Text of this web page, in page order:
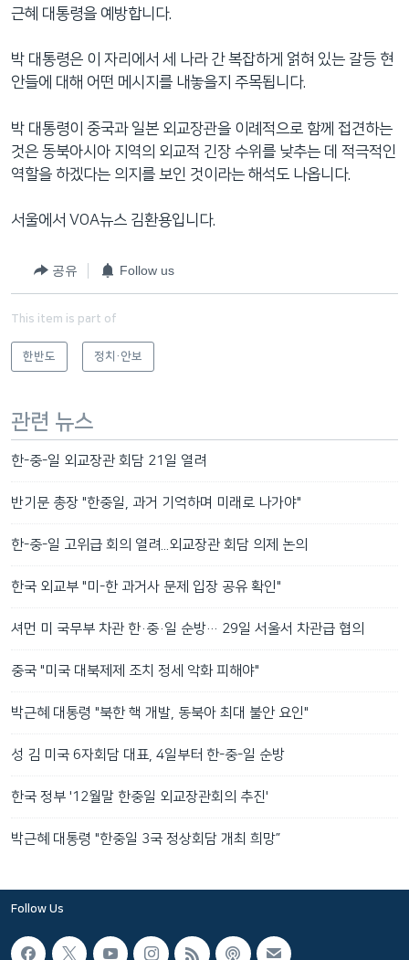
근혜 대통령을 예방합니다.
박 대통령은 이 자리에서 세 나라 간 복잡하게 얽혀 있는 갈등 현
안들에 대해 어떤 메시지를 내놓을지 주목됩니다.
박 대통령이 중국과 일본 외교장관을 이례적으로 함께 접견하는
것은 동북아시아 지역의 외교적 긴장 수위를 낮추는 데 적극적인
역할을 하겠다는 의지를 보인 것이라는 해석도 나옵니다.
서울에서 VOA뉴스 김환용입니다.
공유 Follow us
This item is part of
한반도 정치·안보
관련 뉴스
한-중-일 외교장관 회담 21일 열려
반기문 총장 "한중일, 과거 기억하며 미래로 나가야"
한-중-일 고위급 회의 열려...외교장관 회담 의제 논의
한국 외교부 "미-한 과거사 문제 입장 공유 확인"
셔먼 미 국무부 차관 한·중·일 순방… 29일 서울서 차관급 협의
중국 "미국 대북제제 조치 정세 악화 피해야"
박근혜 대통령 "북한 핵 개발, 동북아 최대 불안 요인"
성 김 미국 6자회담 대표, 4일부터 한-중-일 순방
한국 정부 '12월말 한중일 외교장관회의 추진'
박근혜 대통령 "한중일 3국 정상회담 개최 희망”
Follow Us